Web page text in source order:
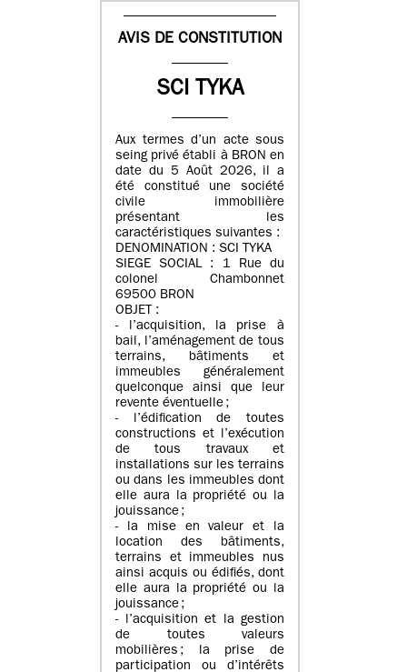
AVIS DE CONSTITUTION
SCI TYKA
Aux termes d’un acte sous
seing privé établi à BRON en
date du 5 Août 2026, il a
été constitué une société
civile immobilière
présentant les
caractéristiques suivantes :
DENOMINATION : SCI TYKA
SIEGE SOCIAL : 1 Rue du
colonel Chambonnet
69500 BRON
OBJET :
- l’acquisition, la prise à
bail, l’aménagement de tous
terrains, bâtiments et
immeubles généralement
quelconque ainsi que leur
revente éventuelle ;
- l’édification de toutes
constructions et l’exécution
de tous travaux et
installations sur les terrains
ou dans les immeubles dont
elle aura la propriété ou la
jouissance ;
- la mise en valeur et la
location des bâtiments,
terrains et immeubles nus
ainsi acquis ou édifiés, dont
elle aura la propriété ou la
jouissance ;
- l’acquisition et la gestion
de toutes valeurs
mobilières ; la prise de
participation ou d’intérêts